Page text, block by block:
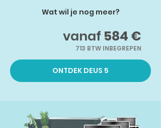
Wat wil je nog meer?
vanaf 584 €
713 BTW INBEGREPEN
ONTDEK DEUS 5